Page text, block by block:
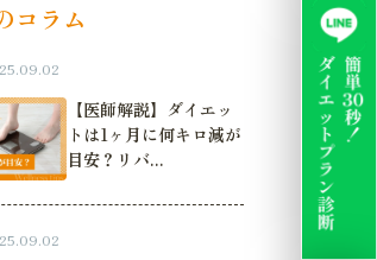
コラム
【医師解説】ダイエッ
トは1ヶ月に何キロ減が
目安？リバ...